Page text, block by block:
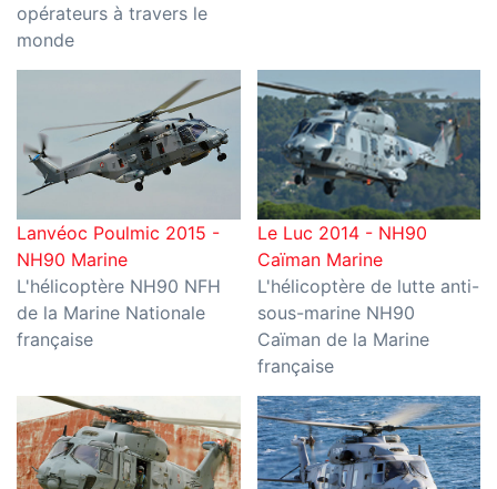
opérateurs à travers le
monde
Lanvéoc Poulmic 2015 -
NH90 Marine
L'hélicoptère NH90 NFH
de la Marine Nationale
française
Le Luc 2014 - NH90
Caïman Marine
L'hélicoptère de lutte anti-
sous-marine NH90
Caïman de la Marine
française